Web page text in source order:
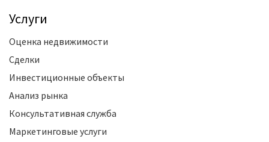
Услуги
Оценка недвижимости
Сделки
Инвестиционные объекты
Анализ рынка
Консультативная служба
Маркетинговые услуги